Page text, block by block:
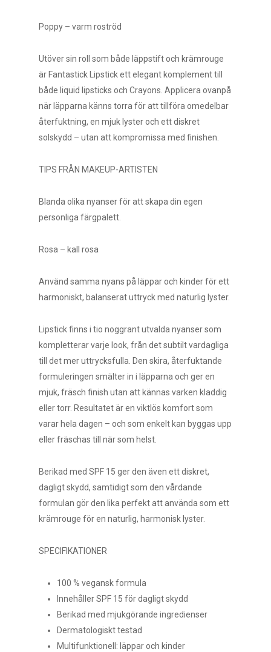
Poppy – varm roströd
Utöver sin roll som både läppstift och krämrouge
är Fantastick Lipstick ett elegant komplement till
både liquid lipsticks och Crayons. Applicera ovanpå
när läpparna känns torra för att tillföra omedelbar
återfuktning, en mjuk lyster och ett diskret
solskydd – utan att kompromissa med finishen.
TIPS FRÅN MAKEUP-ARTISTEN
Blanda olika nyanser för att skapa din egen
personliga färgpalett.
Rosa – kall rosa
Använd samma nyans på läppar och kinder för ett
harmoniskt, balanserat uttryck med naturlig lyster.
Lipstick finns i tio noggrant utvalda nyanser som
kompletterar varje look, från det subtilt vardagliga
till det mer uttrycksfulla. Den skira, återfuktande
formuleringen smälter in i läpparna och ger en
mjuk, fräsch finish utan att kännas varken kladdig
eller torr. Resultatet är en viktlös komfort som
varar hela dagen – och som enkelt kan byggas upp
eller fräschas till när som helst.
Berikad med SPF 15 ger den även ett diskret,
dagligt skydd, samtidigt som den vårdande
formulan gör den lika perfekt att använda som ett
krämrouge för en naturlig, harmonisk lyster.
SPECIFIKATIONER
100 % vegansk formula
Innehåller SPF 15 för dagligt skydd
Berikad med mjukgörande ingredienser
Dermatologiskt testad
Multifunktionell: läppar och kinder